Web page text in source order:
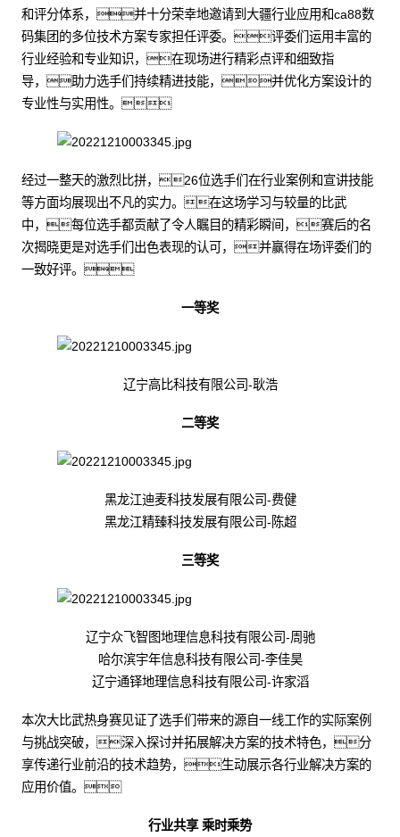
和评分体系，并十分荣幸地邀请到大疆行业应用和ca88数
码集团的多位技术方案专家担任评委。评委们运用丰富的
行业经验和专业知识，在现场进行精彩点评和细致指
导，助力选手们持续精进技能，并优化方案设计的
专业性与实用性。
经过一整天的激烈比拼，26位选手们在行业案例和宣讲技能
等方面均展现出不凡的实力。在这场学习与较量的比武
中，每位选手都贡献了令人瞩目的精彩瞬间，赛后的名
次揭晓更是对选手们出色表现的认可，并赢得在场评委们的
一致好评。
一等奖
辽宁高比科技有限公司-耿浩
二等奖
黑龙江迪麦科技发展有限公司-费健
黑龙江精臻科技发展有限公司-陈超
三等奖
辽宁众飞智图地理信息科技有限公司-周驰
哈尔滨宇年信息科技有限公司-李佳昊
辽宁通铎地理信息科技有限公司-许家滔
本次大比武热身赛见证了选手们带来的源自一线工作的实际案例
与挑战突破，深入探讨并拓展解决方案的技术特色，分
享传递行业前沿的技术趋势，生动展示各行业解决方案的
应用价值。
行业共享 乘时乘势